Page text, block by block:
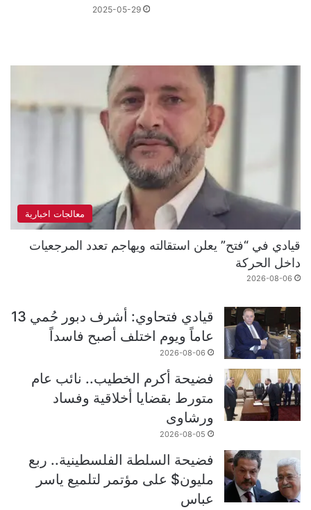
2025-05-29
معالجات اخبارية
قيادي في “فتح” يعلن استقالته ويهاجم تعدد المرجعيات
داخل الحركة
2026-08-06
قيادي فتحاوي: أشرف دبور حُمي 13
عاماً ويوم اختلف أصبح فاسداً
2026-08-06
فضيحة أكرم الخطيب.. نائب عام
متورط بقضايا أخلاقية وفساد
ورشاوى
2026-08-05
فضيحة السلطة الفلسطينية.. ربع
مليون$ على مؤتمر لتلميع ياسر
عباس